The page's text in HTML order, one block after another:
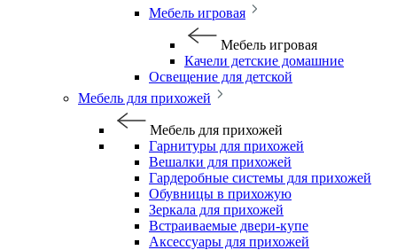
Мебель игровая
Мебель игровая
Качели детские домашние
Освещение для детской
Мебель для прихожей
Мебель для прихожей
Гарнитуры для прихожей
Вешалки для прихожей
Гардеробные системы для прихожей
Обувницы в прихожую
Зеркала для прихожей
Встраиваемые двери-купе
Аксессуары для прихожей